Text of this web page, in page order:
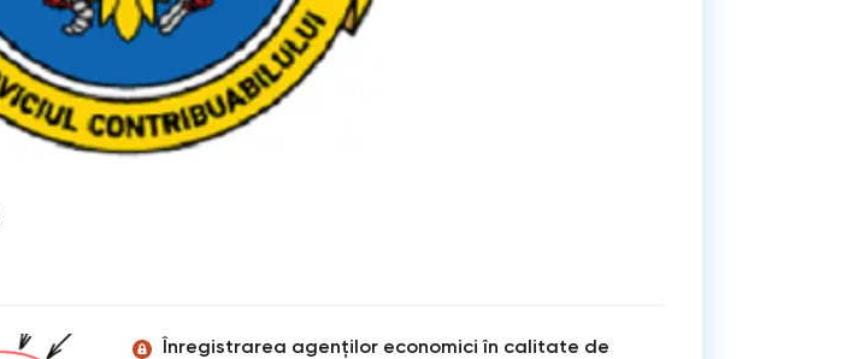
Înregistrarea agenților economici în calitate de